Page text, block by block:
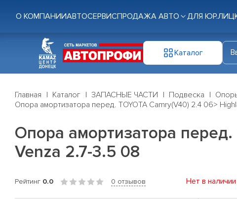
О КОМПАНИИАВТОСЕРВИСПРОДАЖА АВТО ДЛЯ ЮР.ЛИЦ
Каталог
Главная Каталог ЗАПАСНЫЕ ЧАСТИ Подвеска
Опора амортизатора перед. TOYOTA Camry(V40) 2.4 06>
Опора амортизатора перед.
Venza 2.7-3.5 08
Рейтинг 0.0 0 отзывов Нет в наличии